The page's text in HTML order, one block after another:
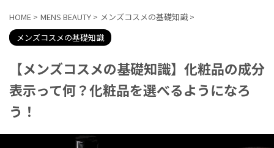
HOME > MENS BEAUTY > メンズコスメの基礎知識 >
メンズコスメの基礎知識
【メンズコスメの基礎知識】化粧品の成分
表示って何？化粧品を選べるようになろ
う！